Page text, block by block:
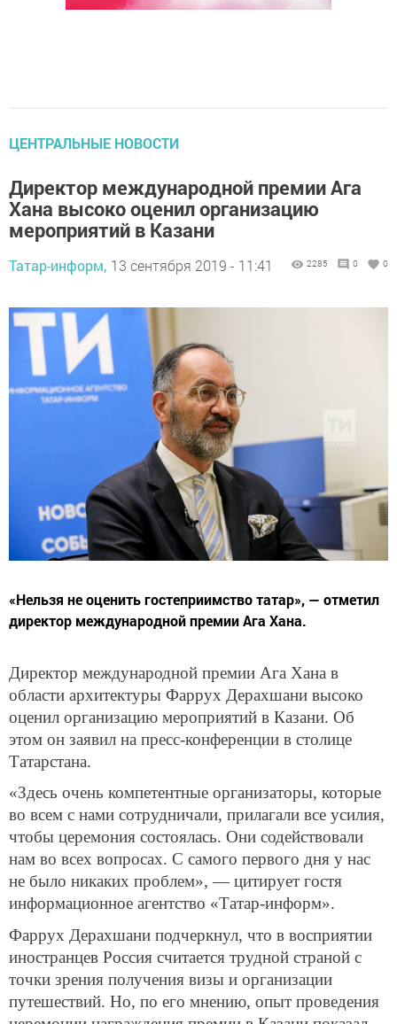
ЦЕНТРАЛЬНЫЕ НОВОСТИ
Директор международной премии Ага
Хана высоко оценил организацию
мероприятий в Казани
Татар-информ, 13 сентября 2019 - 11:41 2285 0 0
«Нельзя не оценить гостеприимство татар», — отметил
директор международной премии Ага Хана.
Директор международной премии Ага Хана в
области архитектуры Фаррух Дерахшани высоко
оценил организацию мероприятий в Казани. Об
этом он заявил на пресс-конференции в столице
Татарстана.
«Здесь очень компетентные организаторы, которые
во всем с нами сотрудничали, прилагали все усилия,
чтобы церемония состоялась. Они содействовали
нам во всех вопросах. С самого первого дня у нас
не было никаких проблем», — цитирует гостя
информационное агентство «Татар-информ».
Фаррух Дерахшани подчеркнул, что в восприятии
иностранцев Россия считается трудной страной с
точки зрения получения визы и организации
путешествий. Но, по его мнению, опыт проведения